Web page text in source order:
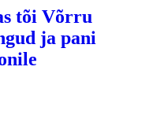
tõi Võrru
ja pani